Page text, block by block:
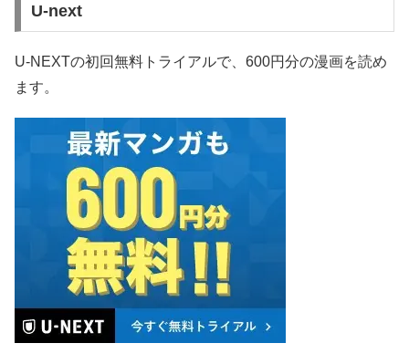
U-next
U-NEXTの初回無料トライアルで、600円分の漫画を読め
ます。